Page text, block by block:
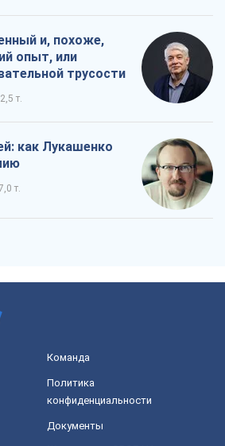
и, похоже,
опыт, или
трусости
2,5 т.
как Лукашенко
т.
Команда
Политика
конфиденциальности
Документы